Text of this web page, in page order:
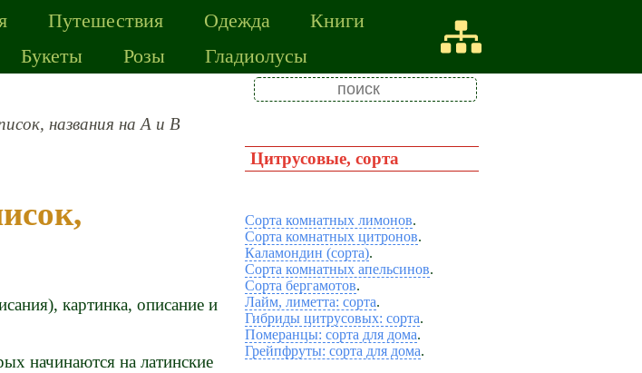
Путешествия Одежда
Книги
Букеты Розы Гладиолусы
Цитрусовые, сорта
Сорта комнатных лимонов.
Сорта комнатных цитронов.
Каламондин (сорта).
Сорта комнатных апельсинов.
Сорта бергамотов.
Лайм, лиметта: сорта.
Гибриды цитрусовых: сорта.
Померанцы: сорта для дома.
Грейпфруты: сорта для дома.
названия на A и B
картинка, описание и
начинаются на латинские